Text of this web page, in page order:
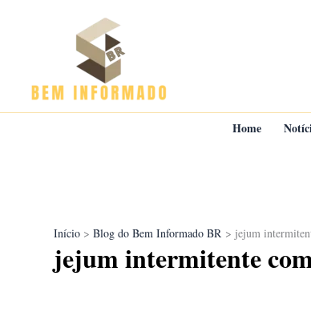
Home
Início Blog do Bem Informado BR jejum
jejum intermitente